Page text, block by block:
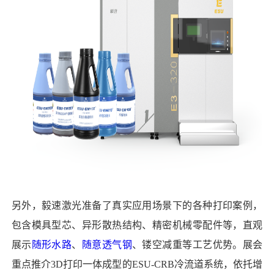
另外，毅速激光准备了真实应用场景下的各种打印案例，
包含模具型芯、异形散热结构、精密机械零配件等，直观
展示 随形水路、 随意透气钢、镂空减重等工艺优势。展会
重点推介3D打印一体成型的ESU-CRB冷流道系统，依托增